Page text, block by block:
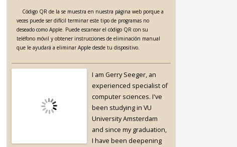
Código QR de la se muestra en nuestra página web porque a
veces puede ser difícil terminar este tipo de programas no
deseado como Apple. Puede escanear el código QR con su
teléfono móvil y obtener instrucciones de eliminación manual
que le ayudará a eliminar Apple desde tu dispositivo.
I am Gerry Seeger, an
experienced specialist of
computer sciences. I've
been studying in VU
University Amsterdam
and since my graduation,
I have been deepening